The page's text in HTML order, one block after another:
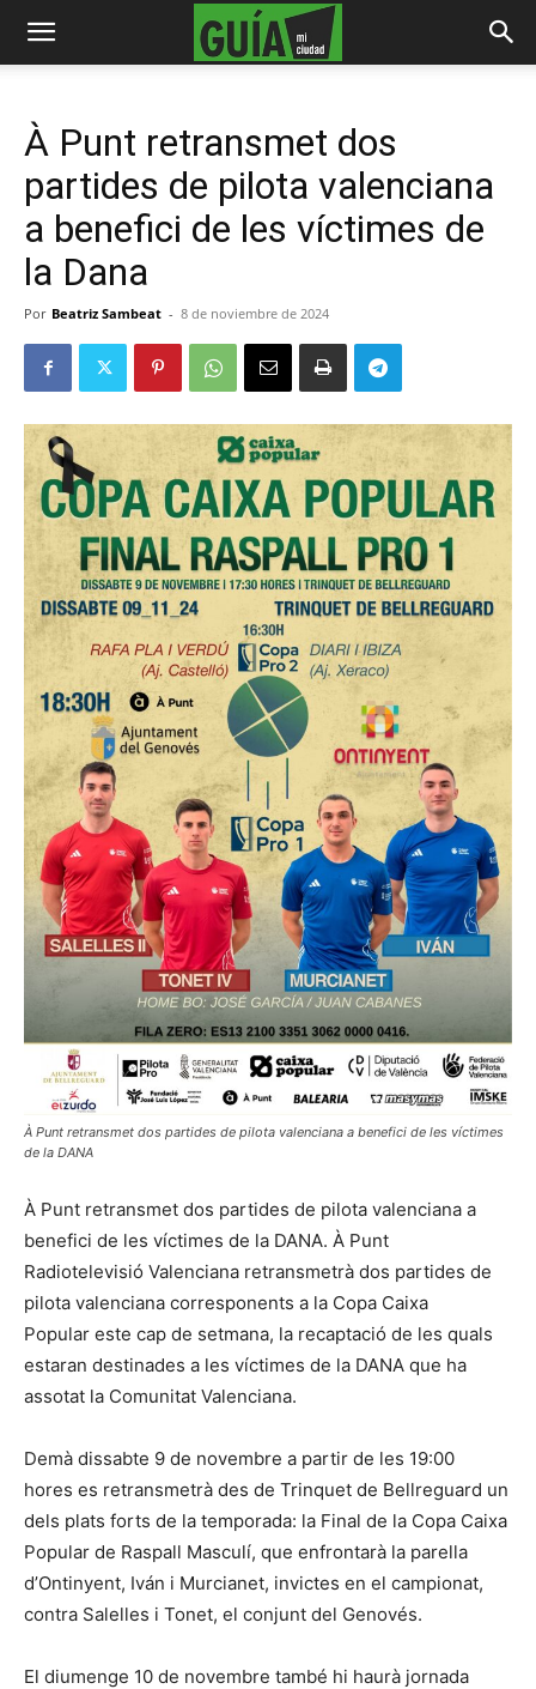
À Punt retransmet dos
partides de pilota valenciana
a benefici de les víctimes de
la Dana
Por Beatriz Sambeat - 8 de noviembre de 2024
À Punt retransmet dos partides de pilota valenciana a benefici de les víctimes
de la DANA
À Punt retransmet dos partides de pilota valenciana a
benefici de les víctimes de la DANA. À Punt
Radiotelevisió Valenciana retransmetrà dos partides de
pilota valenciana corresponents a la Copa Caixa
Popular este cap de setmana, la recaptació de les quals
estaran destinades a les víctimes de la DANA que ha
assotat la Comunitat Valenciana.
Demà dissabte 9 de novembre a partir de les 19:00
hores es retransmetrà des de Trinquet de Bellreguard un
dels plats forts de la temporada: la Final de la Copa Caixa
Popular de Raspall Masculí, que enfrontarà la parella
d’Ontinyent, Iván i Murcianet, invictes en el campionat,
contra Salelles i Tonet, el conjunt del Genovés.
El diumenge 10 de novembre també hi haurà jornada